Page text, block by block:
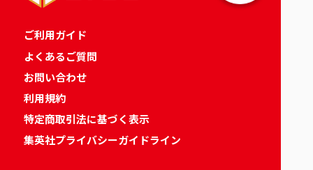
ご利用ガイド
よくあるご質問
お問い合わせ
利用規約
特定商取引法に基づく表示
集英社プライバシーガイドライン